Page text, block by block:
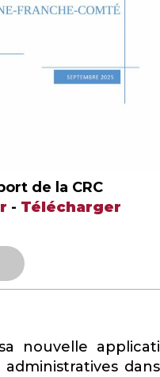
de la CRC
- Télécharger
nouvelle